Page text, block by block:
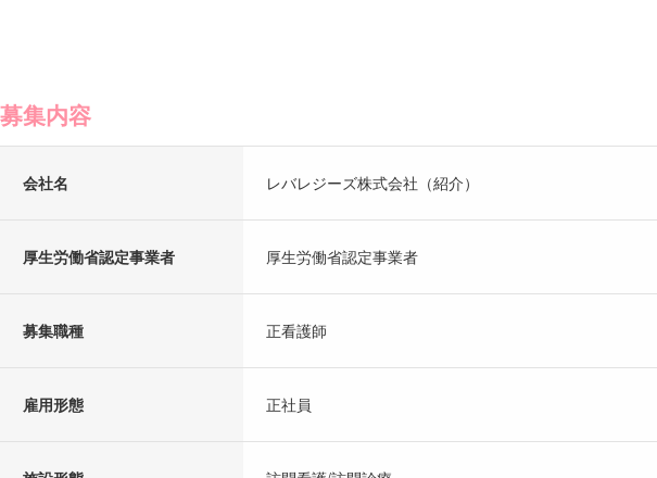
募集内容
会社名 レバレジーズ株式会社（紹介）
厚生労働省認定事業者 厚生労働省認定事業者
募集職種 正看護師
雇用形態 正社員